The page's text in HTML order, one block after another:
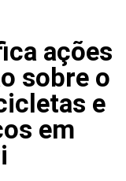
ações
sobre o
e
em